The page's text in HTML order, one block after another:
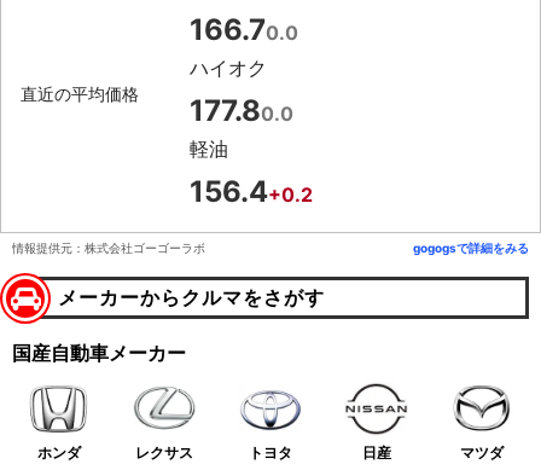
直近の平均価格
166.70.0
ハイオク
177.80.0
軽油
156.4+0.2
情報提供元：株式会社ゴーゴーラボ gogogsで詳細をみる
メーカーからクルマをさがす
国産自動車メーカー
ホンダ レクサス トヨタ 日産 マツダ